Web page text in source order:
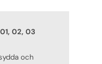
02, 03
och